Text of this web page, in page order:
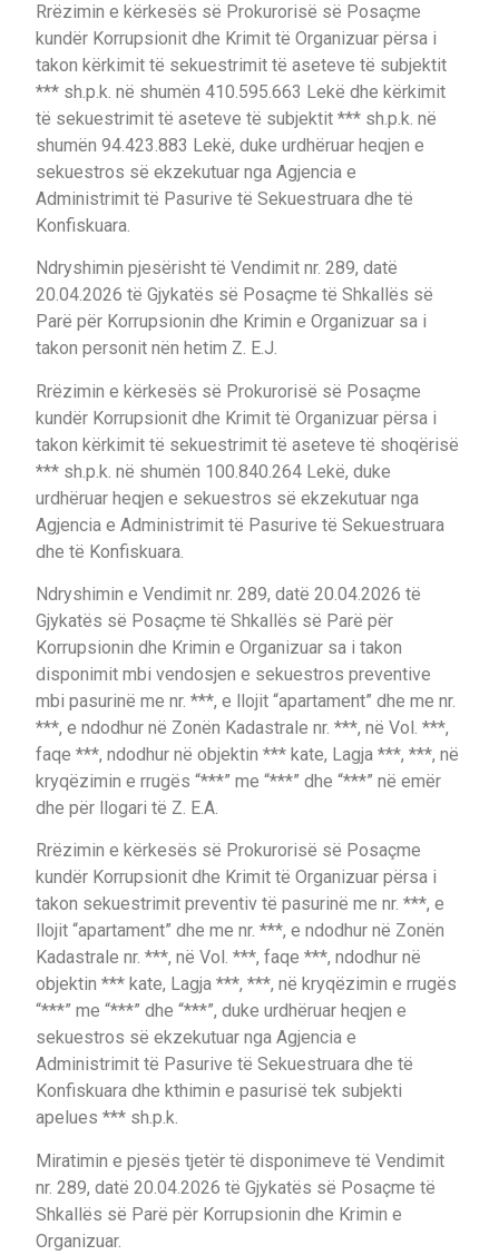
Rrëzimin e kërkesës së Prokurorisë së Posaçme
kundër Korrupsionit dhe Krimit të Organizuar përsa i
takon kërkimit të sekuestrimit të aseteve të subjektit
*** sh.p.k. në shumën 410.595.663 Lekë dhe kërkimit
të sekuestrimit të aseteve të subjektit *** sh.p.k. në
shumën 94.423.883 Lekë, duke urdhëruar heqjen e
sekuestros së ekzekutuar nga Agjencia e
Administrimit të Pasurive të Sekuestruara dhe të
Konfiskuara.
Ndryshimin pjesërisht të Vendimit nr. 289, datë
20.04.2026 të Gjykatës së Posaçme të Shkallës së
Parë për Korrupsionin dhe Krimin e Organizuar sa i
takon personit nën hetim Z. E.J.
Rrëzimin e kërkesës së Prokurorisë së Posaçme
kundër Korrupsionit dhe Krimit të Organizuar përsa i
takon kërkimit të sekuestrimit të aseteve të shoqërisë
*** sh.p.k. në shumën 100.840.264 Lekë, duke
urdhëruar heqjen e sekuestros së ekzekutuar nga
Agjencia e Administrimit të Pasurive të Sekuestruara
dhe të Konfiskuara.
Ndryshimin e Vendimit nr. 289, datë 20.04.2026 të
Gjykatës së Posaçme të Shkallës së Parë për
Korrupsionin dhe Krimin e Organizuar sa i takon
disponimit mbi vendosjen e sekuestros preventive
mbi pasurinë me nr. ***, e llojit “apartament” dhe me nr.
***, e ndodhur në Zonën Kadastrale nr. ***, në Vol. ***,
faqe ***, ndodhur në objektin *** kate, Lagja ***, ***, në
kryqëzimin e rrugës “***” me “***” dhe “***” në emër
dhe për llogari të Z. E.A.
Rrëzimin e kërkesës së Prokurorisë së Posaçme
kundër Korrupsionit dhe Krimit të Organizuar përsa i
takon sekuestrimit preventiv të pasurinë me nr. ***, e
llojit “apartament” dhe me nr. ***, e ndodhur në Zonën
Kadastrale nr. ***, në Vol. ***, faqe ***, ndodhur në
objektin *** kate, Lagja ***, ***, në kryqëzimin e rrugës
“***” me “***” dhe “***”, duke urdhëruar heqjen e
sekuestros së ekzekutuar nga Agjencia e
Administrimit të Pasurive të Sekuestruara dhe të
Konfiskuara dhe kthimin e pasurisë tek subjekti
apelues *** sh.p.k.
Miratimin e pjesës tjetër të disponimeve të Vendimit
nr. 289, datë 20.04.2026 të Gjykatës së Posaçme të
Shkallës së Parë për Korrupsionin dhe Krimin e
Organizuar.